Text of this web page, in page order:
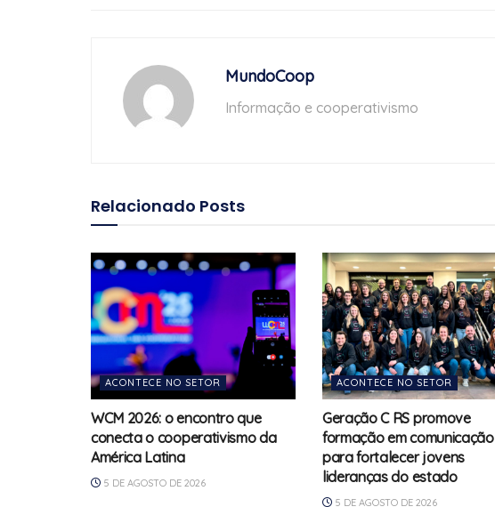
MundoCoop
Informação e cooperativismo
Relacionado Posts
ACONTECE NO SETOR
WCM 2026: o encontro que
conecta o cooperativismo da
América Latina
5 DE AGOSTO DE 2026
ACONTECE NO SETOR
Geração C RS promove
formação em comunicação
para fortalecer jovens
lideranças do estado
5 DE AGOSTO DE 2026